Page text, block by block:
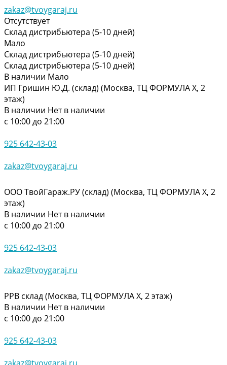
zakaz@tvoygaraj.ru
Отсутствует
Склад дистрибьютера (5-10 дней)
Мало
Склад дистрибьютера (5-10 дней)
Склад дистрибьютера (5-10 дней)
В наличии Мало
ИП Гришин Ю.Д. (склад) (Москва, ТЦ ФОРМУЛА Х, 2
этаж)
В наличии Нет в наличии
с 10:00 до 21:00
925 642-43-03
zakaz@tvoygaraj.ru
ООО ТвойГараж.РУ (склад) (Москва, ТЦ ФОРМУЛА Х, 2
этаж)
В наличии Нет в наличии
с 10:00 до 21:00
925 642-43-03
zakaz@tvoygaraj.ru
РРВ склад (Москва, ТЦ ФОРМУЛА Х, 2 этаж)
В наличии Нет в наличии
с 10:00 до 21:00
925 642-43-03